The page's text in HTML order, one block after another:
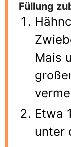
Füllung
Mais
Etwa
unter